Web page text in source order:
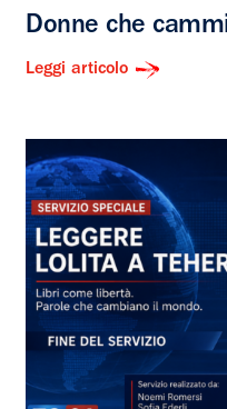
Donne che
Leggi articolo